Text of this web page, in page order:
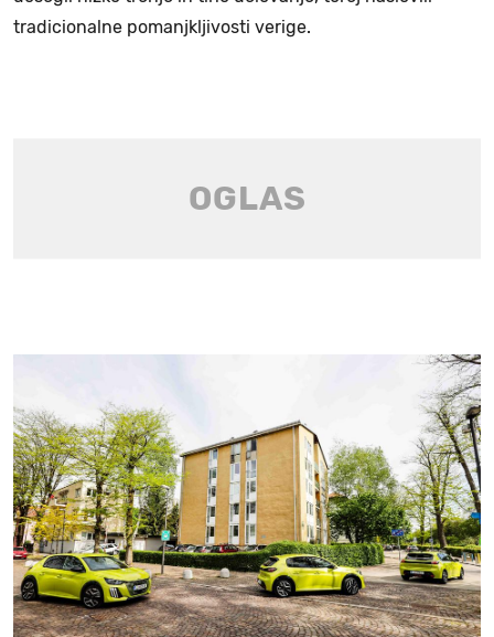
tradicionalne pomanjkljivosti verige.